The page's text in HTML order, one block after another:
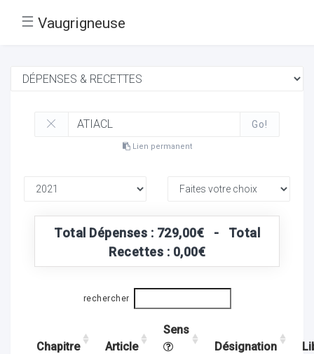
☰ Vaugrigneuse
Go!
Lien permanent
Total Dépenses : 729,00€ - Total
Recettes : 0,00€
rechercher
Chapitre Article
Sens
Désignation